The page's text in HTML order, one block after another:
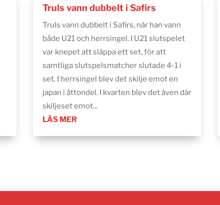
Truls vann dubbelt i Safirs
Truls vann dubbelt i Safirs, när han vann
både U21 och herrsingel. I U21 slutspelet
var knepet att släppa ett set, för att
samtliga slutspelsmatcher slutade 4-1 i
set. I herrsingel blev det skilje emot en
japan i åttondel. I kvarten blev det även där
skiljeset emot...
LÄS MER